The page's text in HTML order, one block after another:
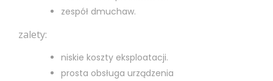
zespół dmuchaw.
zalety:
niskie koszty eksploatacji.
prosta obsługa urządzenia